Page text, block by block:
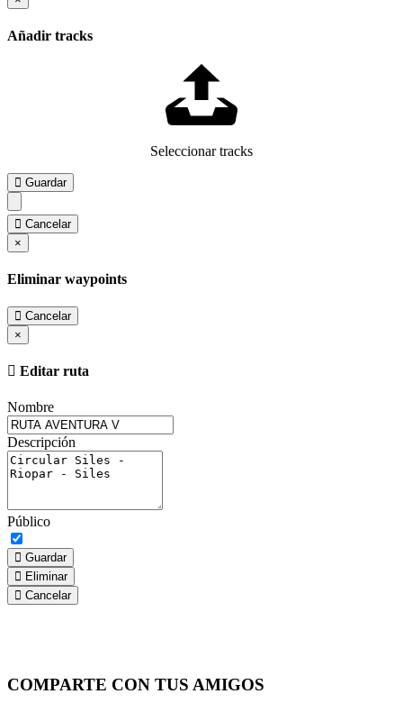
Añadir tracks
Seleccionar tracks
Guardar
Cancelar
×
Eliminar waypoints
Cancelar
×
Editar ruta
Nombre
Descripción
Público
Guardar
Eliminar
Cancelar
COMPARTE CON TUS AMIGOS